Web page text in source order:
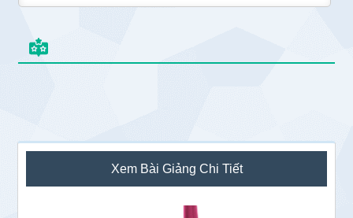
Sidebar
chính
Xem Bài Giảng Chi Tiết